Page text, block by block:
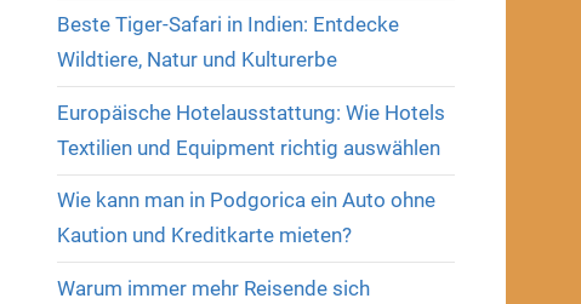
Beste Tiger-Safari in Indien: Entdecke
Wildtiere, Natur und Kulturerbe
Europäische Hotelausstattung: Wie Hotels
Textilien und Equipment richtig auswählen
Wie kann man in Podgorica ein Auto ohne
Kaution und Kreditkarte mieten?
Warum immer mehr Reisende sich